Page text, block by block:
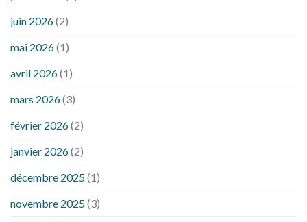
juin 2026(2)
mai 2026(1)
avril 2026(1)
mars 2026(3)
février 2026(2)
janvier 2026(2)
décembre 2025(1)
novembre 2025(3)